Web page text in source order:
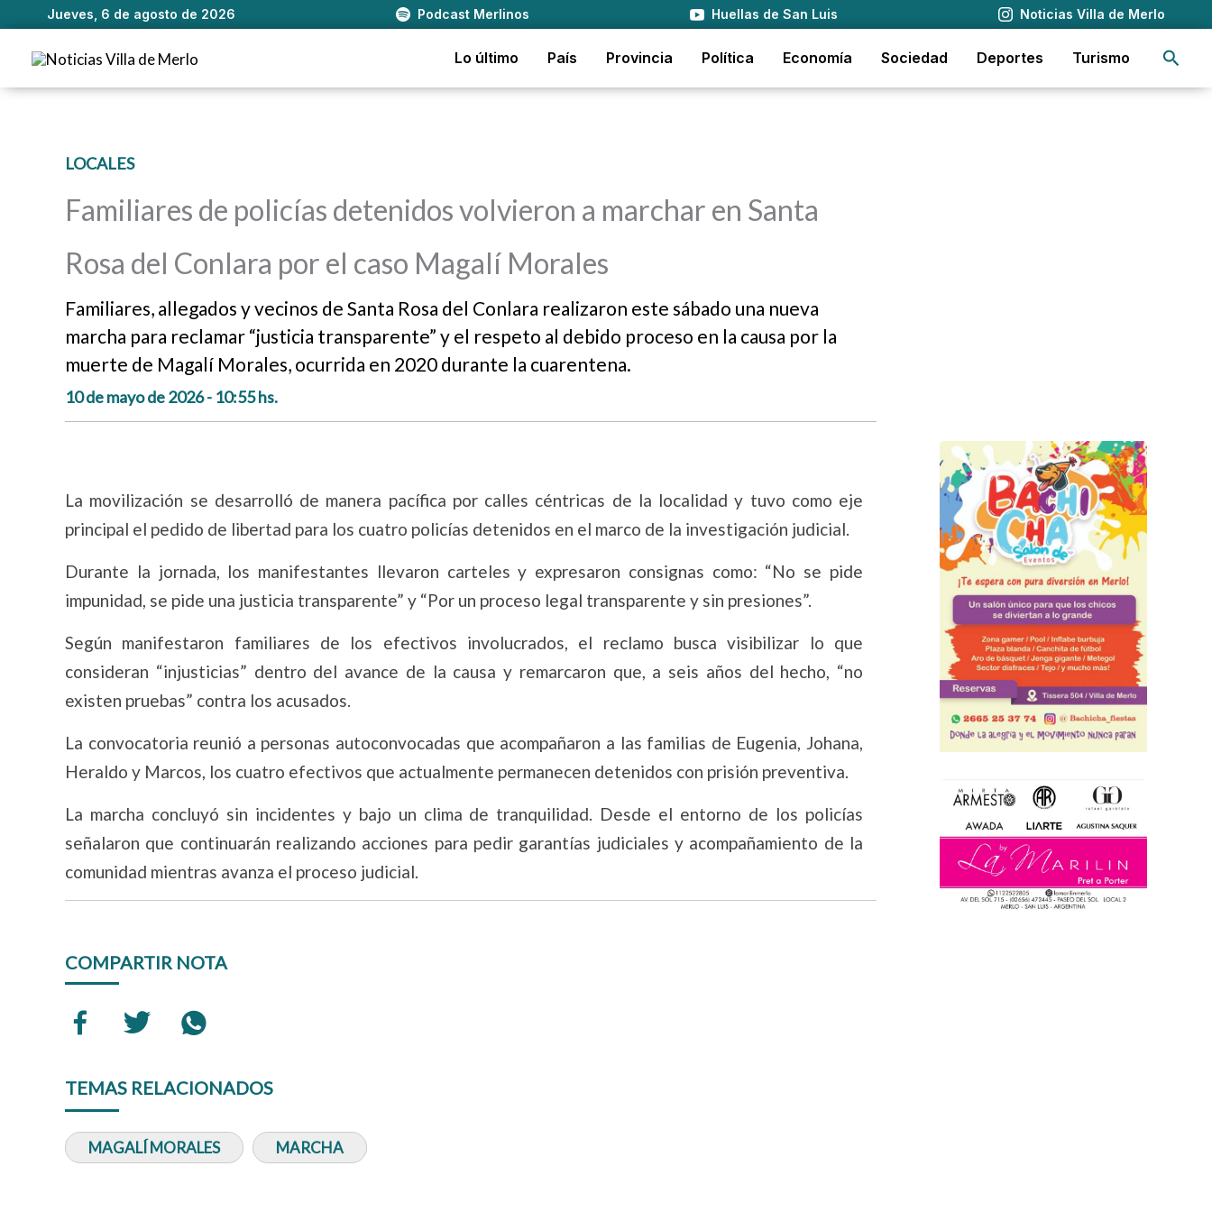
Jueves, 6 de agosto de 2026 Podcast Merlinos Huellas de San Luis Noticias Villa de Merlo
contenido
Lo último País Provincia Política Economía Sociedad Deportes Turismo
LOCALES
Familiares de policías detenidos volvieron a marchar en Santa
Rosa del Conlara por el caso Magalí Morales
Familiares, allegados y vecinos de Santa Rosa del Conlara realizaron este sábado una nueva
marcha para reclamar “justicia transparente” y el respeto al debido proceso en la causa por la
muerte de Magalí Morales, ocurrida en 2020 durante la cuarentena.
10 de mayo de 2026 - 10:55 hs.
La movilización se desarrolló de manera pacífica por calles céntricas de la localidad y tuvo como eje
principal el pedido de libertad para los cuatro policías detenidos en el marco de la investigación judicial.
Durante la jornada, los manifestantes llevaron carteles y expresaron consignas como: “No se pide
impunidad, se pide una justicia transparente” y “Por un proceso legal transparente y sin presiones”.
Según manifestaron familiares de los efectivos involucrados, el reclamo busca visibilizar lo que
consideran “injusticias” dentro del avance de la causa y remarcaron que, a seis años del hecho, “no
existen pruebas” contra los acusados.
La convocatoria reunió a personas autoconvocadas que acompañaron a las familias de Eugenia, Johana,
Heraldo y Marcos, los cuatro efectivos que actualmente permanecen detenidos con prisión preventiva.
La marcha concluyó sin incidentes y bajo un clima de tranquilidad. Desde el entorno de los policías
señalaron que continuarán realizando acciones para pedir garantías judiciales y acompañamiento de la
comunidad mientras avanza el proceso judicial.
COMPARTIR NOTA
TEMAS RELACIONADOS
MAGALÍ MORALES MARCHA